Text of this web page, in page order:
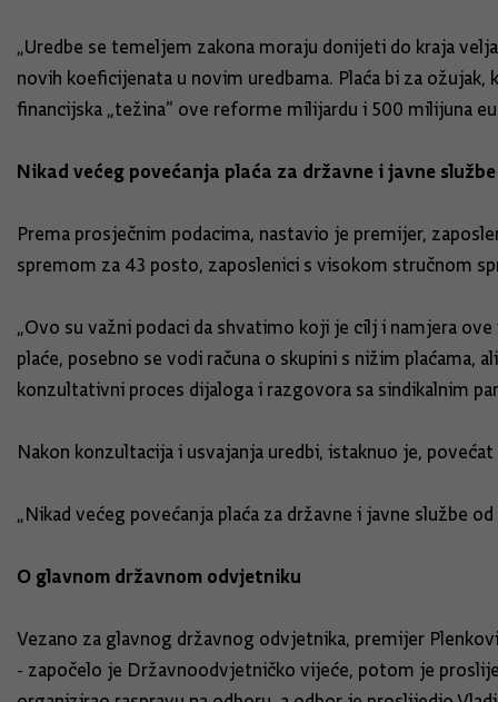
„Uredbe se temeljem zakona moraju donijeti do kraja
novih koeficijenata u novim uredbama. Plaća bi za
financijska „težina“ ove reforme milijardu i 500 milijuna
Nikad većeg povećanja plaća za državne i javne službe
Prema prosječnim podacima, nastavio je premijer,
spremom za 43 posto, zaposlenici s visokom stručnom
„Ovo su važni podaci da shvatimo koji je cilj i namjera
plaće, posebno se vodi računa o skupini s nižim
konzultativni proces dijaloga i razgovora sa sindikalnim
Nakon konzultacija i usvajanja uredbi, istaknuo je,
„Nikad većeg povećanja plaća za državne i javne službe
O glavnom državnom odvjetniku
Vezano za glavnog državnog odvjetnika, premijer
- započelo je Državnoodvjetničko vijeće, potom je